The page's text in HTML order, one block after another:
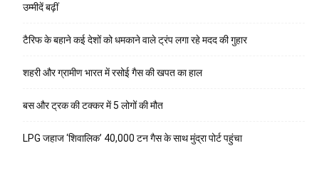
उम्मीदें बढ़ीं
टैरिफ के बहाने कई देशों को धमकाने वाले ट्रंप लगा रहे मदद की गुहार
शहरी और ग्रामीण भारत में रसोई गैस की खपत का हाल
बस और ट्रक की टक्कर में 5 लोगों की मौत
LPG जहाज ‘शिवालिक’ 40,000 टन गैस के साथ मुंद्रा पोर्ट पहुंचा